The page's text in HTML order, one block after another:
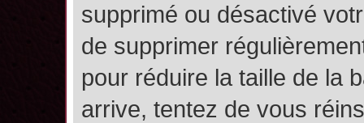
supprimé ou désactivé
de supprimer
pour réduire la taille de la
arrive, tentez de vous